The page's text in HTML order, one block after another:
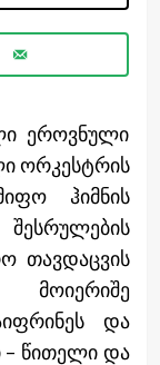
ეროვნული
ორკესტრის
ჰიმნის
თავდაცვის
და
– წითელი და